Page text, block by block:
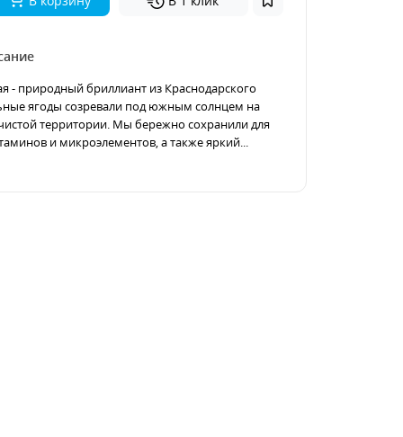
- природный бриллиант из Краснодарского
ягоды созревали под южным солнцем на
территории. Мы бережно сохранили для
и микроэлементов, а также яркий...